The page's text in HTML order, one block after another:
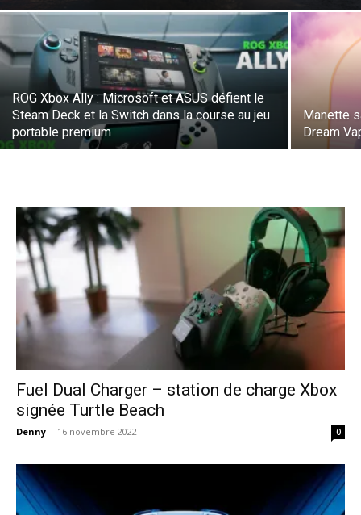
ROG Xbox Ally : Microsoft et ASUS défient le
Steam Deck et la Switch dans la course au jeu
portable premium
Manette
Dream
Fuel Dual Charger – station de charge Xbox
signée Turtle Beach
Denny - 16 novembre 2022 0